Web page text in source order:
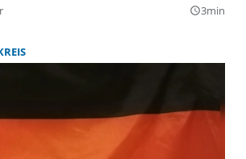
query_builder3min